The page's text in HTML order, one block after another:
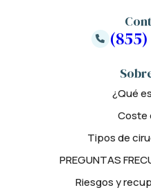
¿Qué
Coste
Tipos de
PREGUNTAS
Riesgos y